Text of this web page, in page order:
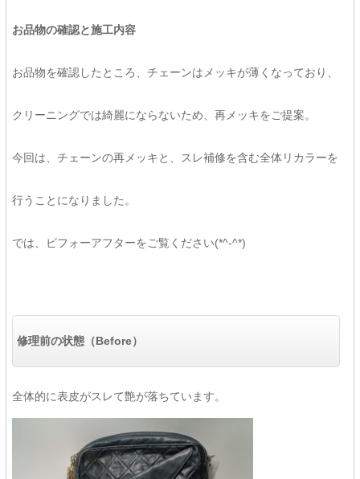
お品物の確認と施工内容
お品物を確認したところ、チェーンはメッキが薄くなっており、
クリーニングでは綺麗にならないため、再メッキをご提案。
今回は、チェーンの再メッキと、スレ補修を含む全体リカラーを
行うことになりました。
では、ビフォーアフターをご覧ください(*^-^*)
修理前の状態（Before）
全体的に表皮がスレて艶が落ちています。